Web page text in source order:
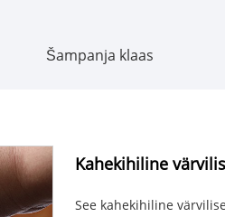
Šampanja klaas
Kahekihiline
See kahekihiline